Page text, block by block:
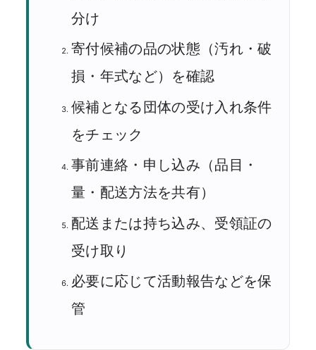
分け
寄付候補の品の状態（汚れ・破
損・年式など）を確認
候補となる団体の受け入れ条件
をチェック
事前連絡・申し込み（品目・
量・配送方法を共有）
配送または持ち込み、受領証の
受け取り
必要に応じて活動報告などを保
管